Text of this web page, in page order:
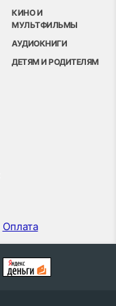
КИНО И
МУЛЬТФИЛЬМЫ
АУДИОКНИГИ
ДЕТЯМ И РОДИТЕЛЯМ
Оплата